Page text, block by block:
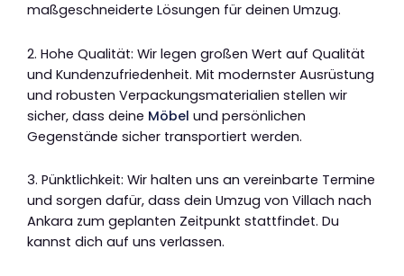
maßgeschneiderte Lösungen für deinen Umzug.
2. Hohe Qualität: Wir legen großen Wert auf Qualität
und Kundenzufriedenheit. Mit modernster Ausrüstung
und robusten Verpackungsmaterialien stellen wir
sicher, dass deine Möbel und persönlichen
Gegenstände sicher transportiert werden.
3. Pünktlichkeit: Wir halten uns an vereinbarte Termine
und sorgen dafür, dass dein Umzug von Villach nach
Ankara zum geplanten Zeitpunkt stattfindet. Du
kannst dich auf uns verlassen.